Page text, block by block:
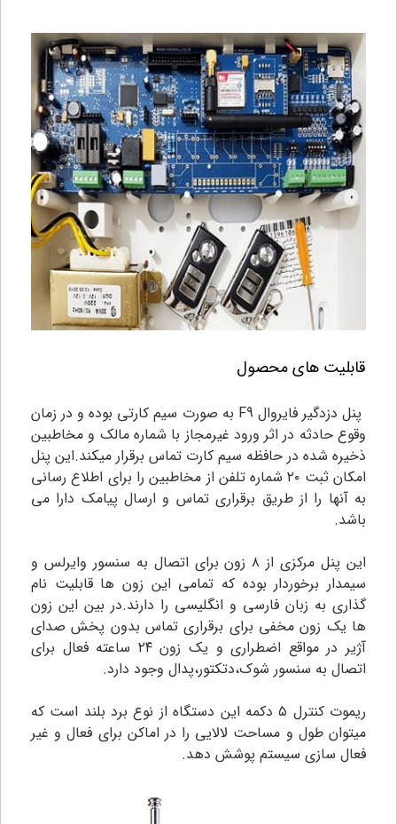
قابلیت های محصول
پنل دزدگیر فایروال F9 به صورت سیم کارتی بوده و در زمان
وقوع حادثه در اثر ورود غیرمجاز با شماره مالک و مخاطبین
ذخیره شده در حافظه سیم کارت تماس برقرار میکند.این پنل
امکان ثبت ۲۰ شماره تلفن از مخاطبین را برای اطلاع رسانی
به آنها را از طریق برقراری تماس و ارسال پیامک دارا می
باشد.
این پنل مرکزی از ۸ زون برای اتصال به سنسور وایرلس و
سیمدار برخوردار بوده که تمامی این زون ها قابلیت نام
گذاری به زبان فارسی و انگلیسی را دارند.در بین این زون
ها یک زون مخفی برای برقراری تماس بدون پخش صدای
آژیر در مواقع اضطراری و یک زون ۲۴ ساعته فعال برای
اتصال به سنسور شوک،دتکتور،پدال وجود دارد.
ریموت کنترل ۵ دکمه این دستگاه از نوع برد بلند است که
میتوان طول و مساحت لالایی را در اماکن برای فعال و غیر
فعال سازی سیستم پوشش دهد.